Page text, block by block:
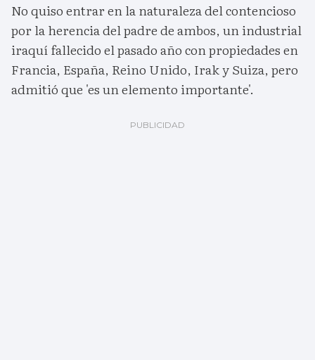
No quiso entrar en la naturaleza del contencioso
por la herencia del padre de ambos, un industrial
iraquí fallecido el pasado año con propiedades en
Francia, España, Reino Unido, Irak y Suiza, pero
admitió que 'es un elemento importante'.